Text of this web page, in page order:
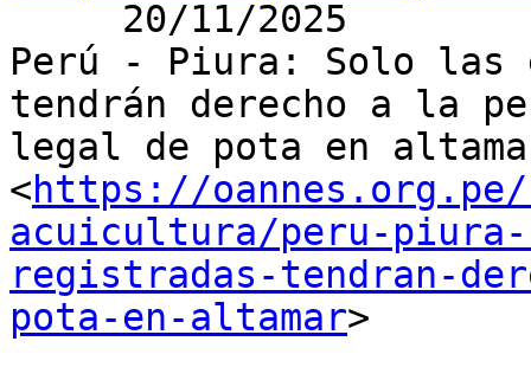
Perú - Piura: Solo las
tendrán derecho a la
legal de pota en
<https://
acuicultura/peru-piura-
registradas-tendran-
pota-en-altamar>